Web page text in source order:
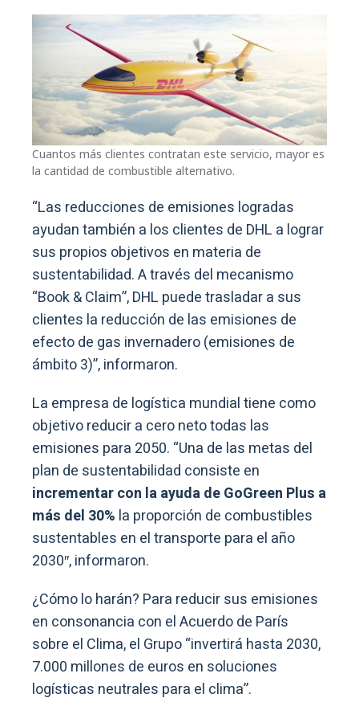
Cuantos más clientes contratan este servicio, mayor es
la cantidad de combustible alternativo.
“Las reducciones de emisiones logradas
ayudan también a los clientes de DHL a lograr
sus propios objetivos en materia de
sustentabilidad. A través del mecanismo
“Book & Claim”, DHL puede trasladar a sus
clientes la reducción de las emisiones de
efecto de gas invernadero (emisiones de
ámbito 3)”, informaron.
La empresa de logística mundial tiene como
objetivo reducir a cero neto todas las
emisiones para 2050. “Una de las metas del
plan de sustentabilidad consiste en
incrementar con la ayuda de GoGreen Plus a
más del 30% la proporción de combustibles
sustentables en el transporte para el año
2030″, informaron.
¿Cómo lo harán? Para reducir sus emisiones
en consonancia con el Acuerdo de París
sobre el Clima, el Grupo “invertirá hasta 2030,
7.000 millones de euros en soluciones
logísticas neutrales para el clima”.